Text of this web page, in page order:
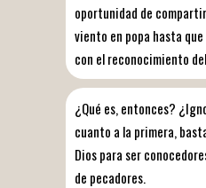
oportunidad de
viento en popa hasta
con el reconocimiento
¿Qué es, entonces?
cuanto a la primera,
Dios para ser
de pecadores.